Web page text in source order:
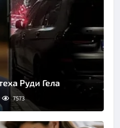
Руди Гела
7573